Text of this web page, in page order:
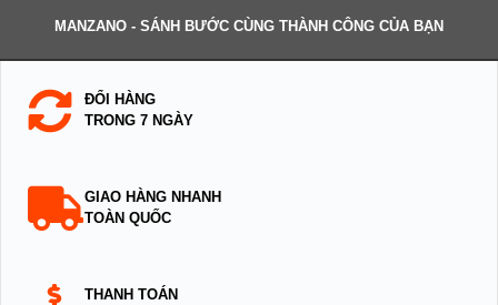
MANZANO - SÁNH BƯỚC CÙNG THÀNH CÔNG CỦA BẠN
ĐỔI HÀNG
TRONG 7 NGÀY
GIAO HÀNG NHANH
TOÀN QUỐC
THANH TOÁN